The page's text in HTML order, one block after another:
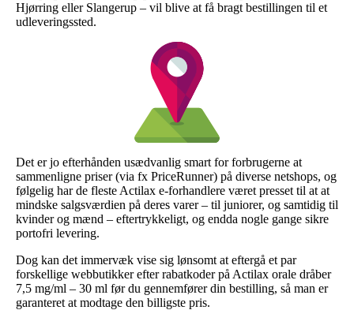
Hjørring eller Slangerup – vil blive at få bragt bestillingen til et
udleveringssted.
Det er jo efterhånden usædvanlig smart for forbrugerne at
sammenligne priser (via fx PriceRunner) på diverse netshops, og
følgelig har de fleste Actilax e-forhandlere været presset til at at
mindske salgsværdien på deres varer – til juniorer, og samtidig til
kvinder og mænd – eftertrykkeligt, og endda nogle gange sikre
portofri levering.
Dog kan det immervæk vise sig lønsomt at eftergå et par
forskellige webbutikker efter rabatkoder på Actilax orale dråber
7,5 mg/ml – 30 ml før du gennemfører din bestilling, så man er
garanteret at modtage den billigste pris.